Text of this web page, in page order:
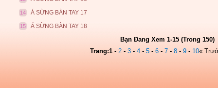
14 Á SỪNG BÀN TAY 17
15 Á SỪNG BÀN TAY 18
Bạn Đang Xem 1-15 (Trong 150)
Trang:1 -2 -3 -4 -5 -6 -7 -8 -9 - 10«